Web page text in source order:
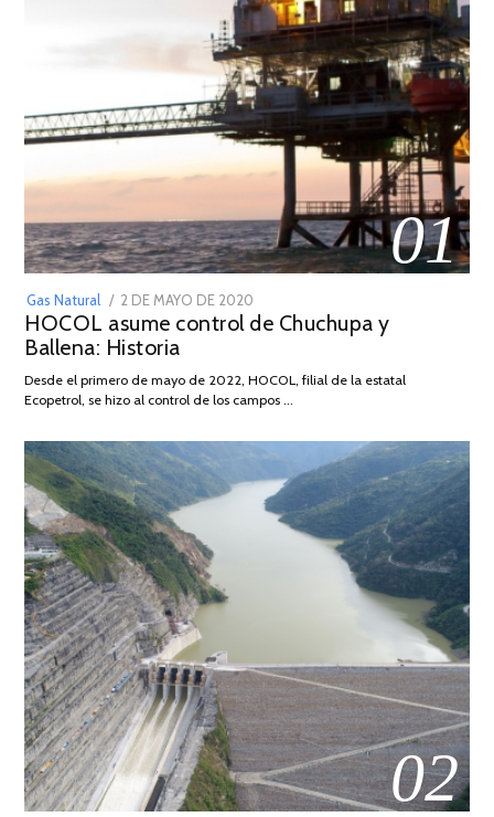
01
Gas Natural
POSTED
ON
2 DE MAYO DE 2020
DE
2026
HOCOL asume control de Chuchupa y
Ballena: Historia
Desde el primero de mayo de 2022, HOCOL, filial de la estatal
Ecopetrol, se hizo al control de los campos …
02